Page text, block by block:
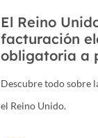
El Reino
facturación
obligatoria a
Descubre todo sobre
el Reino Unido.